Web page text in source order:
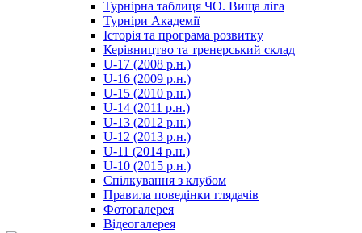
Турнірна таблиця ЧО. Вища ліга
Турніри Академії
Історія та програма розвитку
Керівництво та тренерський склад
U-17 (2008 р.н.)
U-16 (2009 р.н.)
U-15 (2010 р.н.)
U-14 (2011 р.н.)
U-13 (2012 р.н.)
U-12 (2013 р.н.)
U-11 (2014 р.н.)
U-10 (2015 р.н.)
Спілкування з клубом
Правила поведінки глядачів
Фотогалерея
Відеогалерея